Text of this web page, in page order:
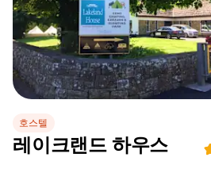
호스텔
레이크랜드 하우스